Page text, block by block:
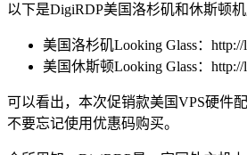
以下是DigiRDP美国洛杉矶和休斯顿
美国洛杉矶Looking Glass：http://
美国休斯顿Looking Glass：http://
可以看出，本次促销款美国VPS硬件
不要忘记使用优惠码购买。